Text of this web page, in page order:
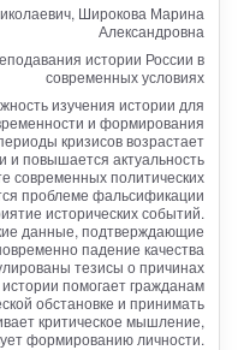
Широкова Марина
Александровна
истории России в
современных условиях
изучения истории для
и формирования
кризисов возрастает
и повышается актуальность
современных политических
проблеме фальсификации
исторических событий.
данные, подтверждающие
падение качества
тезисы о причинах
помогает гражданам
обстановке и принимать
критическое мышление,
формированию личности.